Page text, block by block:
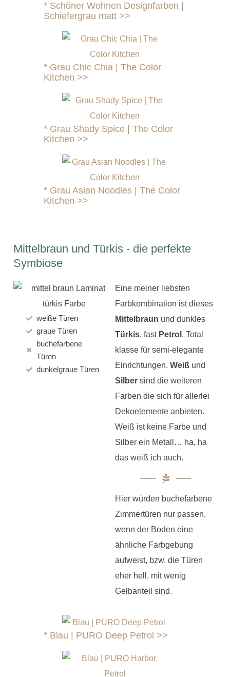
* Schöner Wohnen Designfarben |
Schiefergrau matt >>
* Grau Chic Chia | The Color
Kitchen >>
* Grau Shady Spice | The Color
Kitchen >>
* Grau Asian Noodles | The Color
Kitchen >>
Mittelbraun und Türkis - die perfekte
Symbiose
weiße Türen
graue Türen
buchefarbene
Türen
dunkelgraue Türen
Eine meiner liebsten
Farbkombination ist dieses
Mittelbraun und dunkles
Türkis, fast Petrol . Total
klasse für semi-elegante
Einrichtungen. Weißund
Silbersind die weiteren
Farben die sich für allerlei
Dekoelemente anbieten.
Weiß ist keine Farbe und
Silber ein Metall… ha, ha
das weiß ich auch.
Hier würden buchefarbene
Zimmertüren nur passen,
wenn der Boden eine
ähnliche Farbgebung
aufweist, bzw. die Türen
eher hell, mit wenig
Gelbanteil sind.
* Blau | PURO Deep Petrol >>